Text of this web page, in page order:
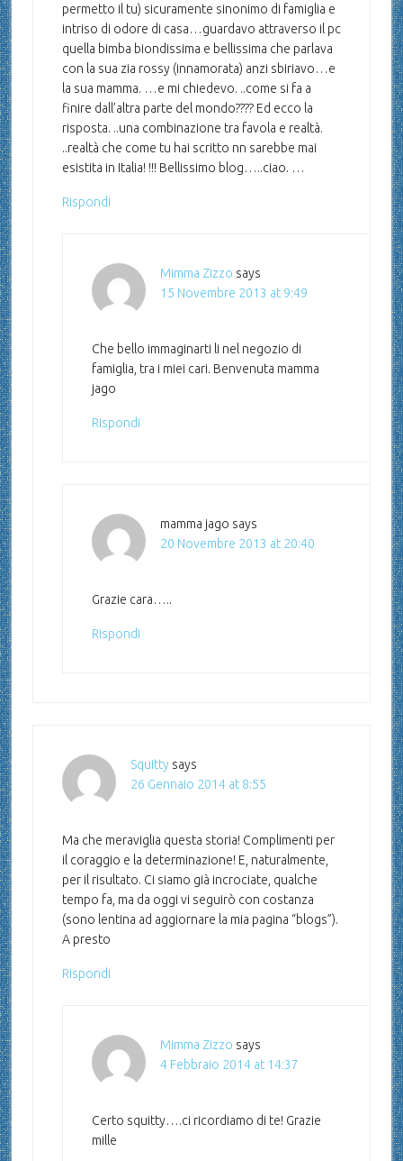
permetto il tu) sicuramente sinonimo di famiglia e
intriso di odore di casa…guardavo attraverso il pc
quella bimba biondissima e bellissima che parlava
con la sua zia rossy (innamorata) anzi sbiriavo…e
la sua mamma. …e mi chiedevo. ..come si fa a
finire dall’altra parte del mondo???? Ed ecco la
risposta. ..una combinazione tra favola e realtà.
..realtà che come tu hai scritto nn sarebbe mai
esistita in Italia! !!! Bellissimo blog…..ciao. …
Rispondi
Mimma Zizzo says
15 Novembre 2013 at 9:49
Che bello immaginarti li nel negozio di
famiglia, tra i miei cari. Benvenuta mamma
jago
Rispondi
mamma jago says
20 Novembre 2013 at 20:40
Grazie cara…..
Rispondi
Squitty says
26 Gennaio 2014 at 8:55
Ma che meraviglia questa storia! Complimenti per
il coraggio e la determinazione! E, naturalmente,
per il risultato. Ci siamo già incrociate, qualche
tempo fa, ma da oggi vi seguirò con costanza
(sono lentina ad aggiornare la mia pagina “blogs”).
A presto
Rispondi
Mimma Zizzo says
4 Febbraio 2014 at 14:37
Certo squitty….ci ricordiamo di te! Grazie
mille